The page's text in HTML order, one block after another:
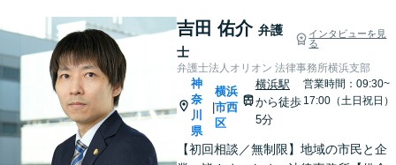
吉田 佑介 弁護
士
インタビューを見
る
弁護士法人オリオン 法律事務所横浜支部
神
奈
川
県
横浜
市西
区
横浜駅
から徒歩
5分
営業時間：09:30~
17:00（土日祝日）
【初回相談／無制限】地域の市民と企